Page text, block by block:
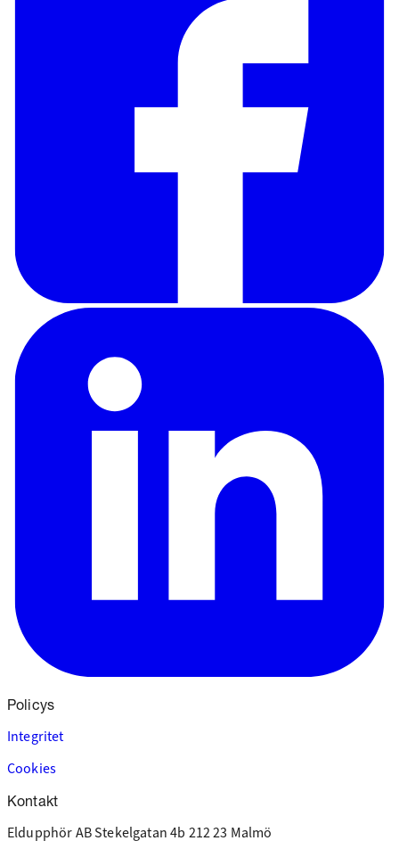
Policys
Integritet
Cookies
Kontakt
Eldupphör AB Stekelgatan 4b 212 23 Malmö